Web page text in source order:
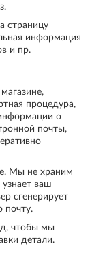
страницу
информация
и пр.
процедура,
о
почты,
Мы не храним
ваш
сгенерирует
почту.
чтобы мы
детали.